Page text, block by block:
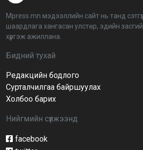
BTS-ийн тоглолтыг Netflix
дамжуулна
Иргэдийн төлөөлөгчдийн
нөхөн сонгууль 6 дугаар
Д.Тэгшбаяр: НҮБ-ын
Mpress.mn мэдээллийн сайт нь танд
шаардлага хангасан улстөр, эдийн
хүргэж ажиллана.
Бидний тухай
Редакцийн бодлого
Сурталчилгаа байршуулах
Холбоо барих
Нийгмийн сүлжээнд
facebook